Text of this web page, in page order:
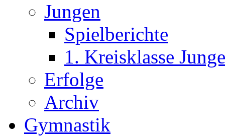
Jungen
Spielberichte
1. Kreisklasse
Erfolge
Archiv
Gymnastik